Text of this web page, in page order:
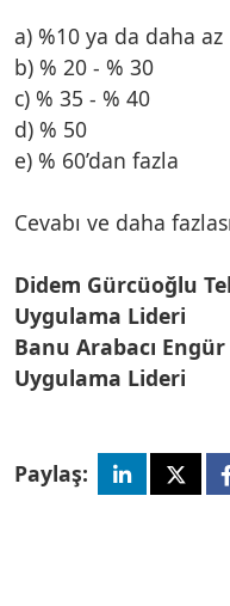
a) %10 ya da daha az
b) % 20 - % 30
c) % 35 - % 40
d) % 50
e) % 60’dan fazla
Cevabı ve daha
Didem Gürcüoğlu
Uygulama Lideri
Banu Arabacı
Uygulama Lideri
Paylaş: